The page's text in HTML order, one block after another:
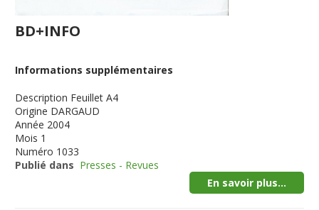
BD+INFO
Informations supplémentaires
Description Feuillet A4
Origine DARGAUD
Année 2004
Mois 1
Numéro 1033
Publié dans Presses - Revues
En savoir plus...